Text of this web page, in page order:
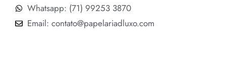
Whatsapp: (71) 99253 3870
Email: contato@papelariadluxo.com